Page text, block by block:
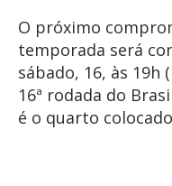
O próximo
temporada será
sábado, 16, às 19h
16ª rodada do
é o quarto